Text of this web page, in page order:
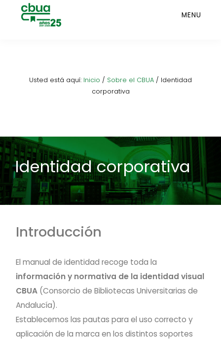
Saltar
MENU
Usted está aquí: Inicio / Sobre el CBUA / Identidad
corporativa
Identidad corporativa
Introducción
El manual de identidad recoge toda la
información y normativa de la identidad visual
CBUA (Consorcio de Bibliotecas Universitarias de
Andalucía).
Establecemos las pautas para el uso correcto y
aplicación de la marca en los distintos soportes